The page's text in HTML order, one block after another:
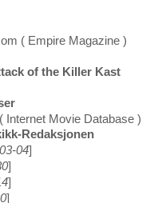
( Empire Magazine )
of the Killer Kast
Internet Movie Database )
Redaksjonen
04]
]
]
]